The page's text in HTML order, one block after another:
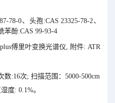
78-0、头孢:CAS 23325-78-2、
苯酚:CAS 99-93-4
傅里叶变换光谱仪, 附件: ATR
数:16次; 扫描范围：5000-500cm
度: 0.1%。